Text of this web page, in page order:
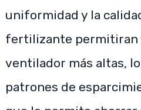
uniformidad y la
fertilizante permitiran
ventilador más altas,
patrones de